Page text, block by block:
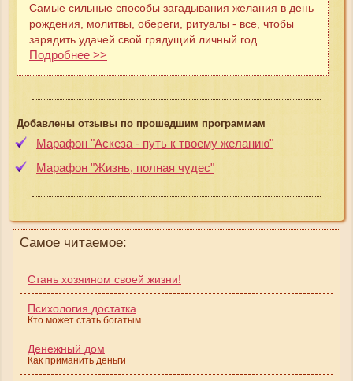
Самые сильные способы загадывания желания в день
рождения, молитвы, обереги, ритуалы - все, чтобы
зарядить удачей свой грядущий личный год.
Подробнее >>
Добавлены отзывы по прошедшим программам
Марафон "Аскеза - путь к твоему желанию"
Марафон "Жизнь, полная чудес"
Самое читаемое:
Стань хозяином своей жизни!
Психология достатка
Кто может стать богатым
Денежный дом
Как приманить деньги